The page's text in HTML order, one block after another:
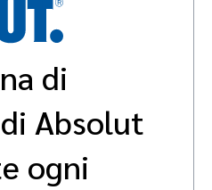
con i creator
evento
Academy
di
Absolut
ogni